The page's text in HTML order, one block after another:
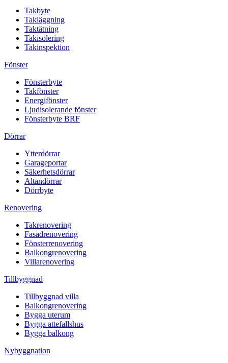
Takbyte
Takläggning
Taktätning
Takisolering
Takinspektion
Fönster
Fönsterbyte
Takfönster
Energifönster
Ljudisolerande fönster
Fönsterbyte BRF
Dörrar
Ytterdörrar
Garageportar
Säkerhetsdörrar
Altandörrar
Dörrbyte
Renovering
Takrenovering
Fasadrenovering
Fönsterrenovering
Balkongrenovering
Villarenovering
Tillbyggnad
Tillbyggnad villa
Balkongrenovering
Bygga uterum
Bygga attefallshus
Bygga balkong
Nybyggnation